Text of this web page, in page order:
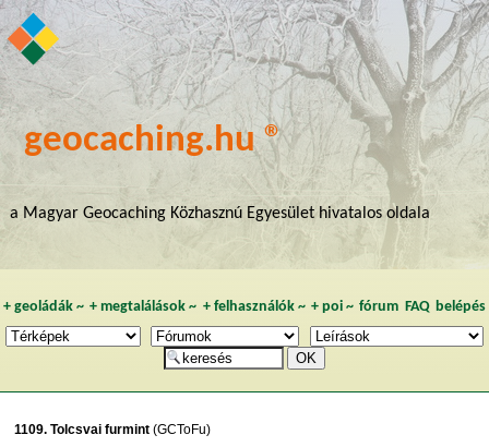
geocaching.hu ®
a Magyar Geocaching Közhasznú Egyesület hivatalos oldala
+ geoládák~ +megtalálások ~ + felhasználók~ + poi~ fórum FAQ belépés
1109. Tolcsvai furmint (GCToFu)